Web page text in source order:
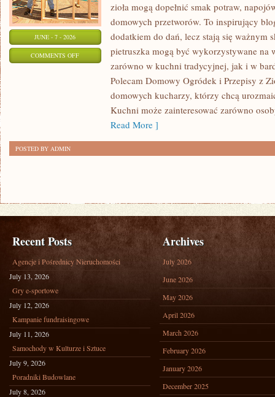
JUNE - 7 - 2026
COMMENTS OFFON
zioła mogą dopełnić smak potraw,
domowych przetworów. To inspirujący
dodatkiem do dań, lecz stają się ważnym
pietruszka mogą być wykorzystywane na
zarówno w kuchni tradycyjnej, jak i w
Polecam Domowy Ogródek i Przepisy z
domowych kucharzy, którzy chcą
Kuchni może zainteresować zarówno
Read More ]
POSTED BY ADMIN
Recent Posts
Agencje i Pośrednicy Nieruchomości
July 13, 2026
Gry e-sportowe
July 12, 2026
Kampanie fundraisingowe
July 11, 2026
Samochody w Kulturze i Sztuce
July 9, 2026
Poradniki Budowlane
July 8, 2026
Archives
July 2026
June 2026
May 2026
April 2026
March 2026
February 2026
January 2026
December 2025